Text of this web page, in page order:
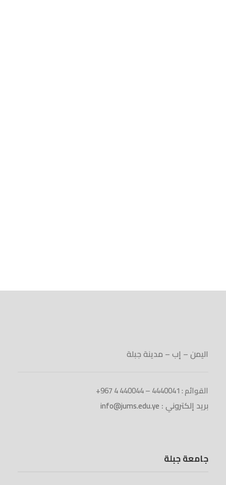
اليمن – إب – مدينة جبلة
القوائم : 4440041 – 440044 4 967+
بريد إلكتروني : info@jums.edu.ye
جامعة جبلة